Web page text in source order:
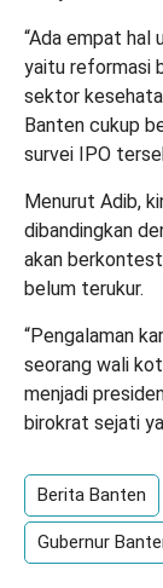
“Ada empat hal
yaitu reformasi
sektor
Banten cukup
survei IPO
Menurut Adib,
dibandingkan
akan
belum terukur.
“Pengalaman
seorang wali
menjadi
birokrat sejati
Berita Banten
Gubernur